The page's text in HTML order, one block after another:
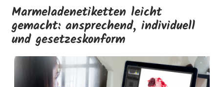
Marmeladenetiketten leicht
gemacht: ansprechend, individuell
und gesetzeskonform